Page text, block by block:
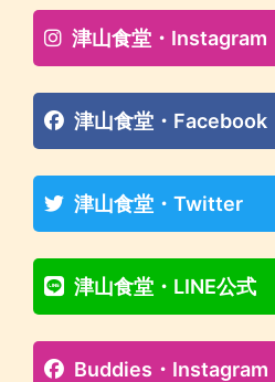
津山食堂・Instagram
津山食堂・Facebook
津山食堂・Twitter
津山食堂・LINE公式
Buddies・Instagram